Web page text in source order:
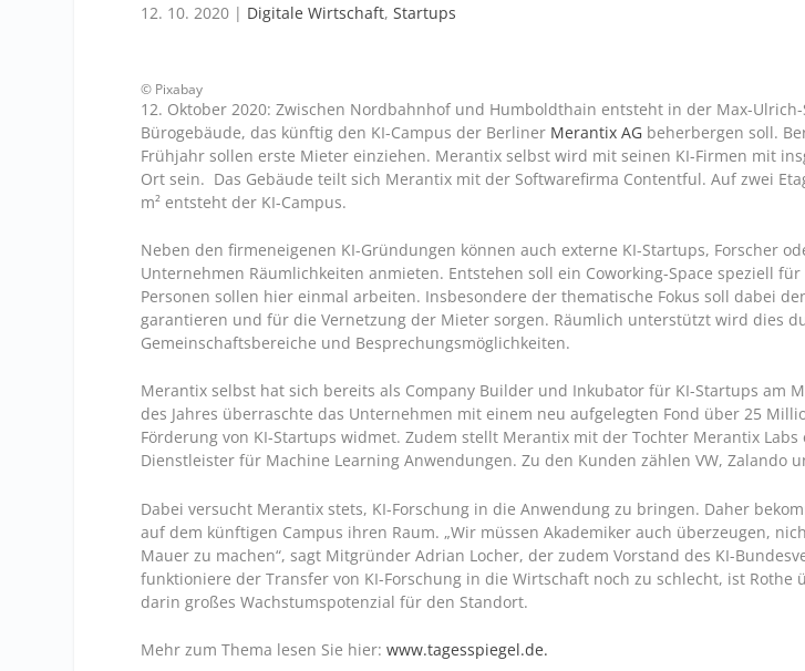
12. 10. 2020 | Digitale Wirtschaft,Startups
© Pixabay
12. Oktober 2020: Zwischen Nordbahnhof und Humboldthain entsteht in der Max-
Bürogebäude, das künftig den KI-Campus der Berliner Merantix AG beherbergen soll.
Frühjahr sollen erste Mieter einziehen. Merantix selbst wird mit seinen KI-Firmen mit
Ort sein. Das Gebäude teilt sich Merantix mit der Softwarefirma Contentful. Auf zwei
m² entsteht der KI-Campus.
Neben den firmeneigenen KI-Gründungen können auch externe KI-Startups, Forscher
Unternehmen Räumlichkeiten anmieten. Entstehen soll ein Coworking-Space speziell für
Personen sollen hier einmal arbeiten. Insbesondere der thematische Fokus soll dabei
garantieren und für die Vernetzung der Mieter sorgen. Räumlich unterstützt wird dies
Gemeinschaftsbereiche und Besprechungsmöglichkeiten.
Merantix selbst hat sich bereits als Company Builder und Inkubator für KI-Startups am
des Jahres überraschte das Unternehmen mit einem neu aufgelegten Fond über 25
Förderung von KI-Startups widmet. Zudem stellt Merantix mit der Tochter Merantix Labs
Dienstleister für Machine Learning Anwendungen. Zu den Kunden zählen VW, Zalando
Dabei versucht Merantix stets, KI-Forschung in die Anwendung zu bringen. Daher
auf dem künftigen Campus ihren Raum. „Wir müssen Akademiker auch überzeugen,
Mauer zu machen“, sagt Mitgründer Adrian Locher, der zudem Vorstand des KI-
funktioniere der Transfer von KI-Forschung in die Wirtschaft noch zu schlecht, ist Rothe
darin großes Wachstumspotenzial für den Standort.
Mehr zum Thema lesen Sie hier: www.tagesspiegel.de.